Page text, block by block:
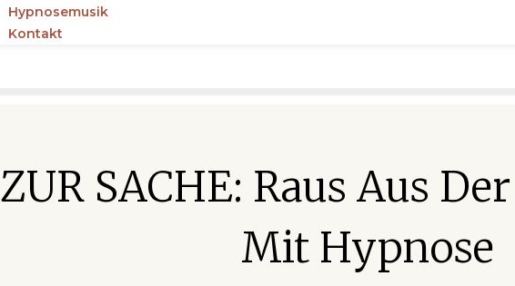
Hypnosemusik
Kontakt
ZUR SACHE: Raus Aus
Mit Hypnose